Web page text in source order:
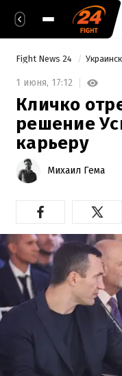
Fight News 24
1 июня, 17:12
Кличко
решение
карьеру
Михаил Гема